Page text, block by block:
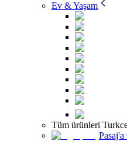
Ev & Yaşam
Tüm ürünleri